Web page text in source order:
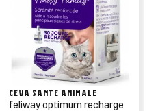
CEVA SANTE ANIMALE
feliway optimum recharge